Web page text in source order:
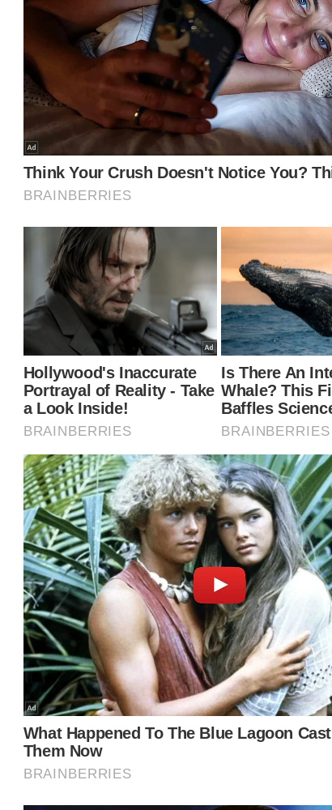
hanya tahu bila dimaklumkan oleh anak
semalam," katanya ketika ditemui di
Unit Forensik Hospital Sultan Haji Ahmad
(Hoshas) Temerloh hari ini.
Menurutnya, anaknya Nurul Amin Abdul
36, telah bercerai dengan ibu mangsa
berketurunan Banjar berada di Sabah
adalah anak tunggal pasangan tersebut.
"Dia (mangsa) seorang kanak-
cergas dan kehilangannya amat
saya mendapat pembelaan
Terdahulu, seorang murid pusat tahfiz di
di sini dilaporkan maut dipercayai dipukul
ditemui dalam keadaan lemah dengan
pada badan di asramanya semalam.
Artikel Berkaitan:
'45 tahun tak jumpa, rasa masih usia 17 tahun'
Black Pink kenal, Tunku Abdul Rahman tak
Muhamad Amri tak sangka kalahkan
Kedah
Murid lelaki yang berusia 7 tahun itu
wardennya kira-kira jam 1 tengah hari dan
ke Klinik Kesihatan Lanchang untuk
sebelum disahkan meninggal dunia di
ARTIKEL BERKAITAN:'Tengkuk, kaki dia
Murid tahfiz mati dipercayai dipukul
Muat turun aplikasi Sinar Harian.Klik di
Abdul Rahman Yusof